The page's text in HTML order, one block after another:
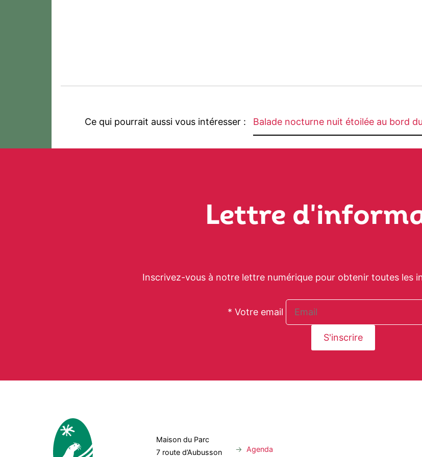
Ce qui pourrait aussi vous intéresser : Balade nocturne nuit étoilée au bord
Lettre
Inscrivez-vous à notre lettre numérique pour obtenir toutes les
* Votre email
Maison du Parc
7 route d’Aubusson
Agenda